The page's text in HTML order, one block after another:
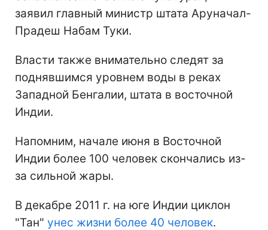
заявил главный министр штата Аруначал-
Прадеш Набам Туки.
Власти также внимательно следят за
поднявшимся уровнем воды в реках
Западной Бенгалии, штата в восточной
Индии.
Напомним, начале июня в Восточной
Индии более 100 человек скончались из-
за сильной жары.
В декабре 2011 г. на юге Индии циклон
"Тан" унес жизни более 40 человек.